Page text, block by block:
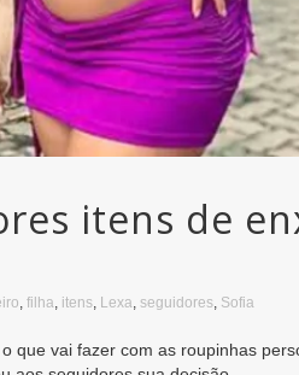
itens de
, filha, itens, Lexa, seguidores, Sofia
que vai fazer com as roupinhas